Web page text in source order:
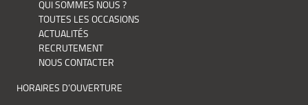
QUI SOMMES NOUS ?
TOUTES LES OCCASIONS
ACTUALITÉS
RECRUTEMENT
NOUS CONTACTER
HORAIRES D’OUVERTURE